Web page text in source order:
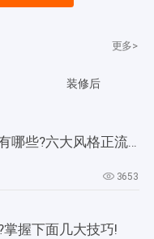
更多>
装修后
房屋装修设计风格有哪些?六大风格正流行!
3653
握下面几大技巧!